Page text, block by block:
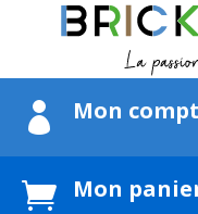
 Mon
 Mon